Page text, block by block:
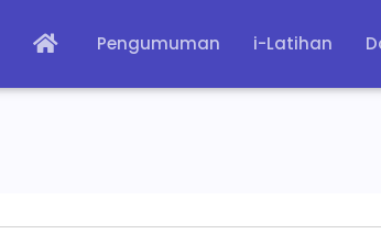
Pengumuman i-Latihan